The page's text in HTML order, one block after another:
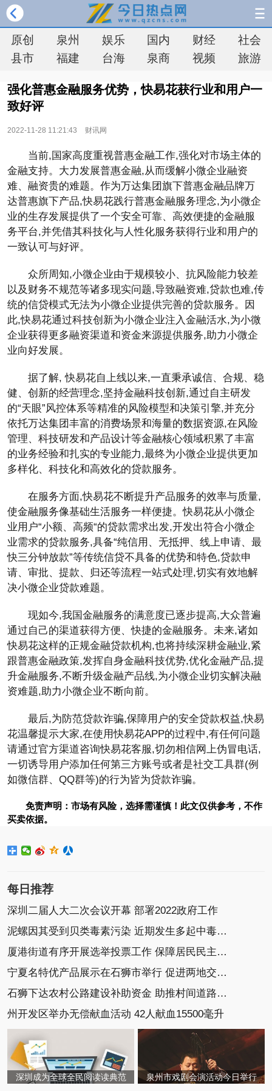
原创 泉州 娱乐 国内 财经
社会
县市
福建 台海 泉商 视频 旅游
强化普惠金融服务优势，快易花获行业和用户一
致好评
2022-11-28 11:21:43 财讯网
当前,国家高度重视普惠金融工作,强化对市场主体的
金融支持。大力发展普惠金融,从而缓解小微企业融资
难、融资贵的难题。作为万达集团旗下普惠金融品牌万
达普惠旗下产品,快易花践行普惠金融服务理念,为小微企
业的生存发展提供了一个安全可靠、高效便捷的金融服
务平台,并凭借其科技化与人性化服务获得行业和用户的
一致认可与好评。
众所周知,小微企业由于规模较小、抗风险能力较差
以及财务不规范等诸多现实问题,导致融资难,贷款也难,传
统的信贷模式无法为小微企业提供完善的贷款服务。因
此,快易花通过科技创新为小微企业注入金融活水,为小微
企业获得更多融资渠道和资金来源提供服务,助力小微企
业向好发展。
据了解, 快易花自上线以来,一直秉承诚信、合规、稳
健、创新的经营理念,坚持金融科技创新,通过自主研发
的“天眼”风控体系等精准的风险模型和决策引擎,并充分
依托万达集团丰富的消费场景和海量的数据资源,在风险
管理、科技研发和产品设计等金融核心领域积累了丰富
的业务经验和扎实的专业能力,最终为小微企业提供更加
多样化、科技化和高效化的贷款服务。
在服务方面,快易花不断提升产品服务的效率与质量,
使金融服务像基础生活服务一样便捷。快易花从小微企
业用户“小额、高频“的贷款需求出发,开发出符合小微企
业需求的贷款服务,具备“纯信用、无抵押、线上申请、最
快三分钟放款”等传统信贷不具备的优势和特色,贷款申
请、审批、提款、归还等流程一站式处理,切实有效地解
决小微企业贷款难题。
现如今,我国金融服务的满意度已逐步提高,大众普遍
通过自己的渠道获得方便、快捷的金融服务。未来,诸如
快易花这样的正规金融贷款机构,也将持续深耕金融业,紧
跟普惠金融政策,发挥自身金融科技优势,优化金融产品,提
升金融服务,不断升级金融产品线,为小微企业切实解决融
资难题,助力小微企业不断向前。
最后,为防范贷款诈骗,保障用户的安全贷款权益,快易
花温馨提示大家,在使用快易花APP的过程中,有任何问题
请通过官方渠道咨询快易花客服,切勿相信网上伪冒电话,
一切诱导用户添加任何第三方账号或者是社交工具群(例
如微信群、QQ群等)的行为皆为贷款诈骗。
免责声明：市场有风险，选择需谨慎！此文仅供参考，不作
买卖依据。
每日推荐
深圳二届人大二次会议开幕 部署2022政府工作
泥螺因其受到贝类毒素污染 近期发生多起中毒事件
厦港街道有序开展选举投票工作 保障居民民主选举权
宁夏名特优产品展示在石狮市举行 促进两地交流协作
石狮下达农村公路建设补助资金 助推村间道路建设
州开发区举办无偿献血活动 42人献血15500毫升
深圳成为全球全民阅读读典范 泉州市戏剧会演活动今日举行